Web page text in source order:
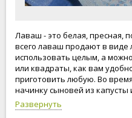
Лаваш - это белая, пресная,
всего лаваш продают в виде
использовать целым, а
или квадраты, как вам
приготовить любую. Во
начинку сыновей из
в духовке, или обжарить в
масле. Готовьте вместе с
Развернуть